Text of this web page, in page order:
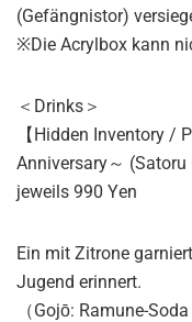
(Gefängnistor)
※Die Acrylbox kann
＜Drinks＞
【Hidden Inventory /
Anniversary～ (Satoru
jeweils 990 Yen
Ein mit Zitrone
Jugend erinnert.
（Gojō: Ramune-